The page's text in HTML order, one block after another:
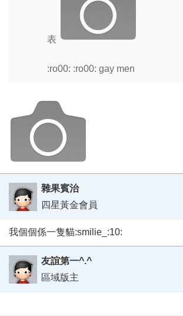
表
:ro00: :ro00: gay men
雜果賓治
四星黃金會員
我個個係一隻貓:smilie_:10:
友誼第一^.^
區域版主